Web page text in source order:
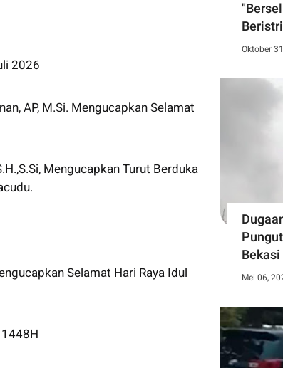
2026
AP, M.Si. Mengucapkan Selamat
Mengucapkan Turut Berduka
Selamat Hari Raya Idul
Beristri
Oktober
Mei 06,